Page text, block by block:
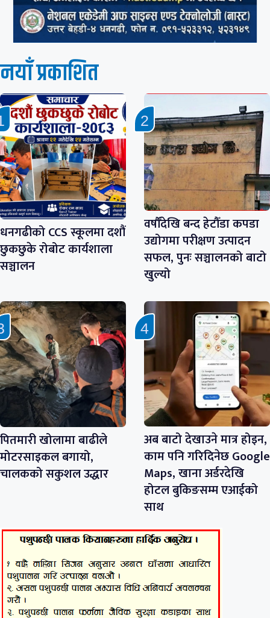
नयाँ प्रकाशित
धनगढीको CCS स्कूलमा दशौं
छुकछुके रोबोट कार्यशाला
सञ्चालन
वर्षौँदेखि बन्द हेटौँडा कपडा
उद्योगमा परीक्षण उत्पादन
सफल, पुनः सञ्चालनको बाटो
खुल्यो
पितमारी खोलामा बाढीले
मोटरसाइकल बगायो,
चालकको सकुशल उद्धार
अब बाटो देखाउने मात्र होइन,
काम पनि गरिदिनेछ Google
Maps, खाना अर्डरदेखि
होटल बुकिङसम्म एआईको
साथ